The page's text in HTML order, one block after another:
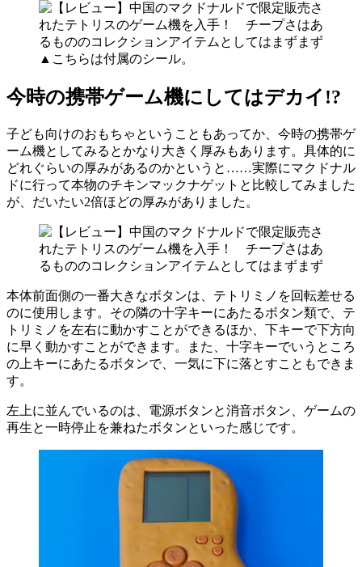
▲こちらは付属のシール。
今時の携帯ゲーム機にしてはデカイ!?
子ども向けのおもちゃということもあってか、今時の携帯ゲ
ーム機としてみるとかなり大きく厚みもあります。具体的に
どれぐらいの厚みがあるのかというと……実際にマクドナル
ドに行って本物のチキンマックナゲットと比較してみました
が、だいたい2倍ほどの厚みがありました。
本体前面側の一番大きなボタンは、テトリミノを回転差せる
のに使用します。その隣の十字キーにあたるボタン類で、テ
トリミノを左右に動かすことができるほか、下キーで下方向
に早く動かすことができます。また、十字キーでいうところ
の上キーにあたるボタンで、一気に下に落とすこともできま
す。
左上に並んでいるのは、電源ボタンと消音ボタン、ゲームの
再生と一時停止を兼ねたボタンといった感じです。